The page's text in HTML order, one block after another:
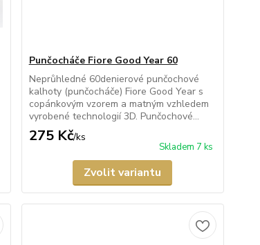
Punčocháče Fiore Good Year 60
Neprůhledné 60denierové punčochové
kalhoty (punčocháče) Fiore Good Year s
copánkovým vzorem a matným vzhledem
vyrobené technologií 3D. Punčochové...
275 Kč/ks
Skladem 7 ks
Zvolit variantu